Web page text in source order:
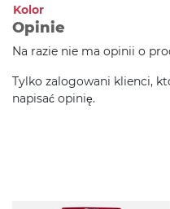
Kolor
Opinie
Na razie nie ma opinii o
Tylko zalogowani klienci,
napisać opinię.